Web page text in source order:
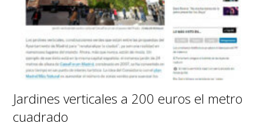
Jardines verticales a 200 euros el metro
cuadrado